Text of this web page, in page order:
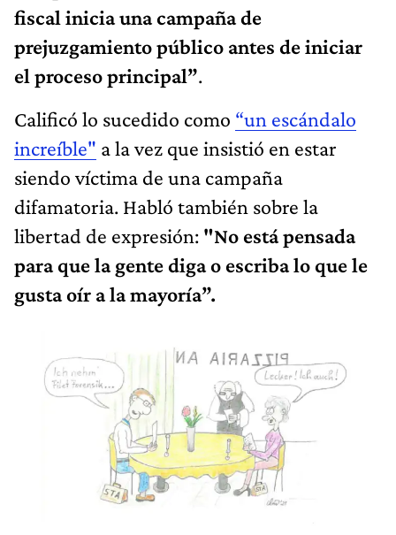
fiscal inicia una campaña de
prejuzgamiento público antes de iniciar
el proceso principal”.
Calificó lo sucedido como “un escándalo
increíble" a la vez que insistió en estar
siendo víctima de una campaña
difamatoria. Habló también sobre la
libertad de expresión: "No está pensada
para que la gente diga o escriba lo que le
gusta oír a la mayoría”.